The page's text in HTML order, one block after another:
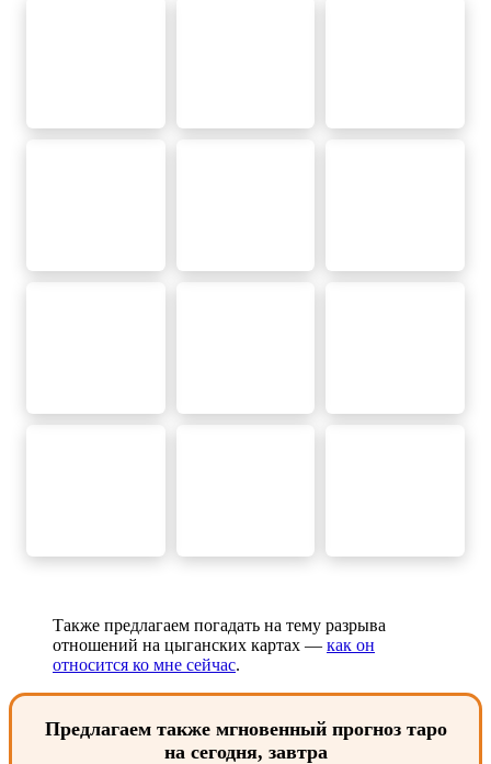
Также предлагаем погадать на тему разрыва
отношений на цыганских картах — как он
относится ко мне сейчас.
Предлагаем также мгновенный прогноз таро
на сегодня, завтра